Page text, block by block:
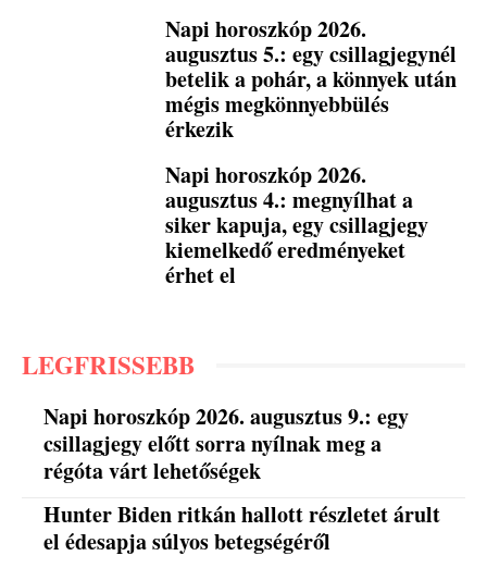
Napi horoszkóp 2026.
augusztus 5.: egy csillagjegynél
betelik a pohár, a könnyek után
mégis megkönnyebbülés
érkezik
Napi horoszkóp 2026.
augusztus 4.: megnyílhat a
siker kapuja, egy csillagjegy
kiemelkedő eredményeket
érhet el
LEGFRISSEBB
Napi horoszkóp 2026. augusztus 9.: egy
csillagjegy előtt sorra nyílnak meg a
régóta várt lehetőségek
Hunter Biden ritkán hallott részletet árult
el édesapja súlyos betegségéről